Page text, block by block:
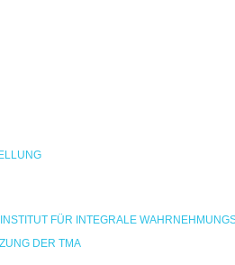
FÜR INTEGRALE
DER TMA